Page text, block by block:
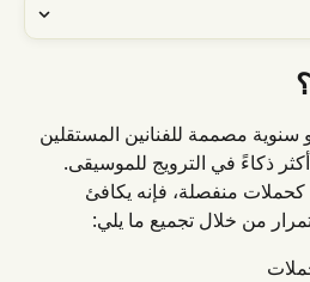
سنوية مصممة للفنانين المستقلين
ذكاءً في الترويج للموسيقى.
كحملات منفصلة، ​​فإنه يكافئ
من خلال تجميع ما يلي: